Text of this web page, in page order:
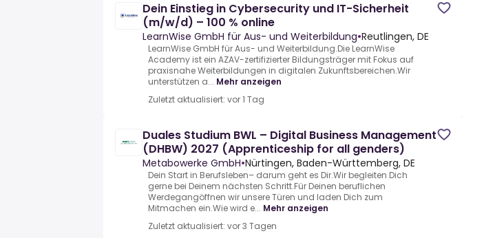
Dein Einstieg in Cybersecurity und IT-Sicherheit
(m/w/d) – 100 % online
LearnWise GmbH für Aus- und Weiterbildung•Reutlingen, DE
LearnWise GmbH für Aus- und Weiterbildung.Die LearnWise
Academy ist ein AZAV-zertifizierter Bildungsträger mit Fokus auf
praxisnahe Weiterbildungen in digitalen Zukunftsbereichen.Wir
unterstützen a... Mehr anzeigen
Zuletzt aktualisiert: vor 1 Tag
Duales Studium BWL – Digital Business Management
(DHBW) 2027 (Apprenticeship for all genders)
Metabowerke GmbH•Nürtingen, Baden-Württemberg, DE
Dein Start in Berufsleben– darum geht es Dir.Wir begleiten Dich
gerne bei Deinem nächsten Schritt.Für Deinen beruflichen
Werdegangöffnen wir unsere Türen und laden Dich zum
Mitmachen ein.Wie wird e... Mehr anzeigen
Zuletzt aktualisiert: vor 3 Tagen